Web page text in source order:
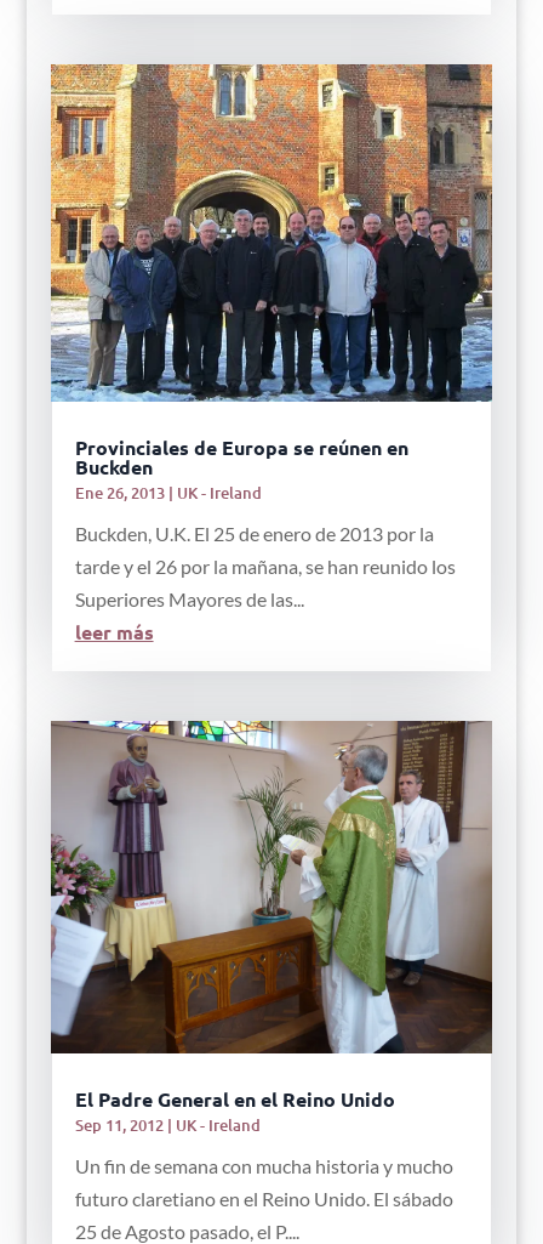
Provinciales de Europa se reúnen en
Buckden
Ene 26, 2013| UK - Ireland
Buckden, U.K. El 25 de enero de 2013 por la
tarde y el 26 por la mañana, se han reunido los
Superiores Mayores de las...
leer más
El Padre General en el Reino Unido
Sep 11, 2012| UK - Ireland
Un fin de semana con mucha historia y mucho
futuro claretiano en el Reino Unido. El sábado
25 de Agosto pasado, el P....